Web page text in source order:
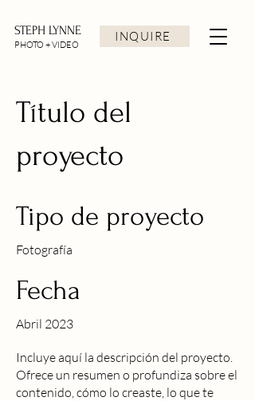
STEPH LYNNE
PHOTO + VIDEO
INQUIRE
Título del
proyecto
Tipo de proyecto
Fotografía
Fecha
Abril 2023
Incluye aquí la descripción del proyecto.
Ofrece un resumen o profundiza sobre el
contenido, cómo lo creaste, lo que te